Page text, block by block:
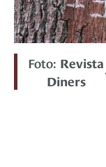
Foto: Revista
Diners